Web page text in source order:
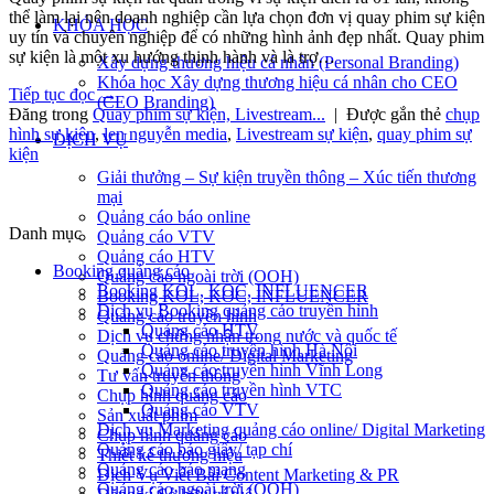
KHÓA HỌC
Xây dựng thương hiệu cá nhân (Personal Branding)
Khóa học Xây dựng thương hiệu cá nhân cho CEO
(CEO Branding)
DỊCH VỤ
Giải thưởng – Sự kiện truyền thông – Xúc tiến thương
mại
Quảng cáo báo online
Quảng cáo VTV
Quảng cáo HTV
Quảng cáo ngoài trời (OOH)
Booking KOL, KOC, INFLUENCER
Quảng cáo truyền hình
Dịch vụ chứng nhận trong nước và quốc tế
Quảng cáo online/ Digital Marketing
Tư vấn truyền thông
Chụp hình quảng cáo
Sản xuất phim
Chụp hình quảng cáo
Thiết kế thương hiệu
Dịch Vụ Viết Bài Content Marketing & PR
thể làm lại nên doanh nghiệp cần lựa chọn đơn vị quay phim sự kiện
uy tín và chuyên nghiệp để có những hình ảnh đẹp nhất. Quay phim
sự kiện là một xu hướng thịnh hành và là trợ…
Tiếp tục đọc→
Đăng trong Quay phim sự kiện, Livestream... | Được gắn thẻ chụp
hình sự kiện,len nguyễn media, Livestream sự kiện, quay phim sự
kiện
Danh mục
Booking quảng cáo
Booking KOL, KOC, INFLUENCER
Dịch vụ Booking quảng cáo truyền hình
Quảng cáo HTV
Quảng cáo truyền hình Hà Nội
Quảng cáo truyền hình Vĩnh Long
Quảng cáo truyền hình VTC
Quảng cáo VTV
Dịch vụ Marketing quảng cáo online/ Digital Marketing
Quảng cáo báo giấy/ tạp chí
Quảng cáo báo mạng
Quảng cáo ngoài trời (OOH)